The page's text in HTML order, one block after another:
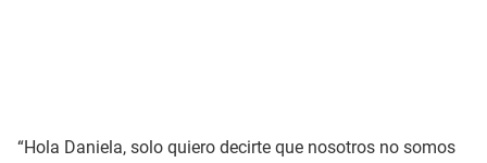
“Hola Daniela, solo quiero decirte que nosotros no somos